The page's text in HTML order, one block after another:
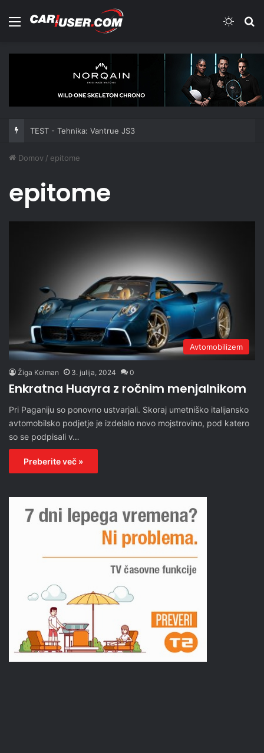
Meni
TEST - Tehnika: Vantrue JS3
Domov / epitome
epitome
Avtomobilizem
Žiga Kolman 3. julija, 2024 0
Enkratna Huayra z ročnim menjalnikom
Pri Paganiju so ponovno ustvarjali. Skoraj umetniško italijansko
avtomobilsko podjetje je izdelalo novo mojstrovino, pod katero
so se podpisali v…
Preberite več »